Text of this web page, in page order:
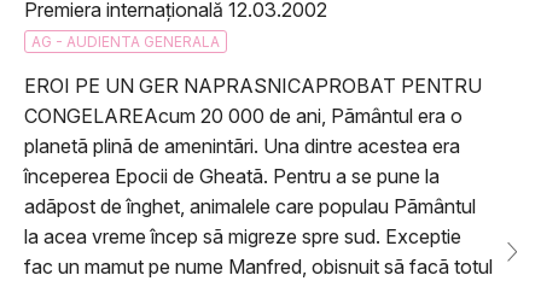
Premiera internațională 12.03.2002
AG - AUDIENTA GENERALA
EROI PE UN GER NAPRASNICAPROBAT PENTRU
CONGELAREAcum 20 000 de ani, Pãmântul era o
planetã plinã de amenintãri. Una dintre acestea era
începerea Epocii de Gheatã. Pentru a se pune la
adãpost de înghet, animalele care populau Pãmântul
la acea vreme încep sã migreze spre sud. Exceptie
fac un mamut pe nume Manfred, obisnuit sã facã totul